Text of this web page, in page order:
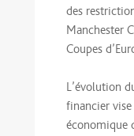
des
Manchester
Coupes
L’évolution
financier
économique